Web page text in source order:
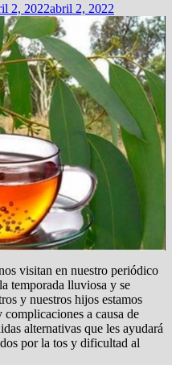
2, 2022abril 2, 2022
visitan en nuestro periódico
temporada lluviosa y se
y nuestros hijos estamos
a causa de
alternativas que les ayudará
por la tos y dificultad al